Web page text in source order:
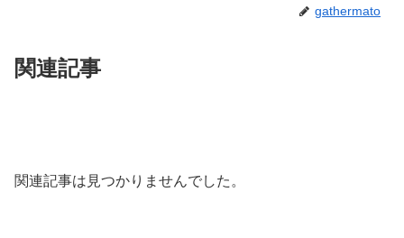
gathermato
関連記事
関連記事は見つかりませんでした。